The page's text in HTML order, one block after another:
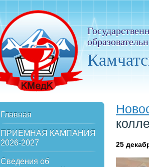
Главная
ПРИЕМНАЯ КАМПАНИЯ
2026-2027
Сведения об
25